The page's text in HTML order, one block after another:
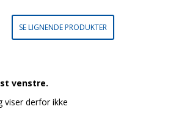
SE LIGNENDE PRODUKTER
venstre.
viser derfor ikke